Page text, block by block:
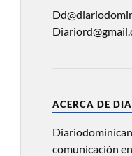
ACERCA DE
comunicación